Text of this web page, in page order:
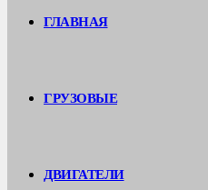
ГЛАВНАЯ
ГРУЗОВЫЕ
ДВИГАТЕЛИ